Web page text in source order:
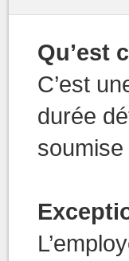
Qu’est
C’est
durée